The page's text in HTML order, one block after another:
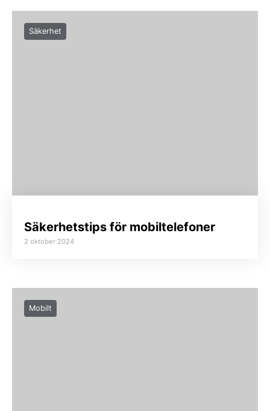
Säkerhet
Säkerhetstips för mobiltelefoner
2 oktober 2024
Mobilt